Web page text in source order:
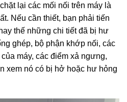
lại các mối nối trên máy là
Nếu cần thiết, bạn phải tiến
thế những chi tiết đã bị hư
ghép, bộ phận khớp nối, các
máy, các điểm xả ngưng,
xem nó có bị hở hoặc hư hỏng